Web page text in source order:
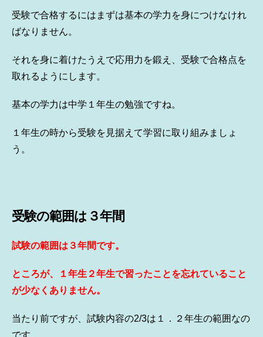
受験で合格するにはまずは基本の学力を身につけなけれ
ばなりません。
それを身に着けたうえで応用力を鍛え、受験で合格点を
取れるようにします。
基本の学力は中学１年生の勉強ですね。
１年生の時から受験を見据えて学習に取り組みましょ
う。
受験の範囲は３年間
試験の範囲は３年間です。
ところが、１年生２年生で習ったことを忘れていること
が少なくありません。
当たり前ですが、試験内容の2/3は１．２年生の範囲なの
です。